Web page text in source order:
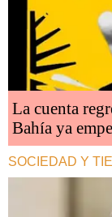
La cuenta
Bahía ya
SOCIEDAD Y